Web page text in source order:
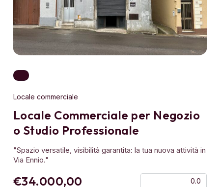
Locale commerciale
Locale Commerciale per Negozio
o Studio Professionale
"Spazio versatile, visibilità garantita: la tua nuova attività in
Via Ennio."
€34.000,00 0.0